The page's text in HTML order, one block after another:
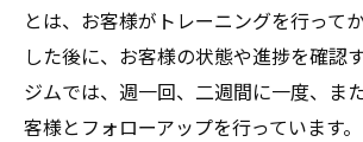
とは、お客様がトレーニングを行って
した後に、お客様の状態や進捗を確認
ジムでは、週一回、二週間に一度、ま
客様とフォローアップを行っています